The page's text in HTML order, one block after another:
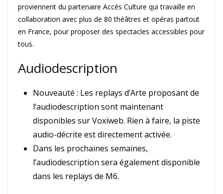
proviennent du partenaire Accès Culture qui travaille en
collaboration avec plus de 80 théâtres et opéras partout
en France, pour proposer des spectacles accessibles pour
tous.
Audiodescription
Nouveauté : Les replays d’Arte proposant de
l’audiodescription sont maintenant
disponibles sur Voxiweb. Rien à faire, la piste
audio-décrite est directement activée.
Dans les prochaines semaines,
l’audiodescription sera également disponible
dans les replays de M6.